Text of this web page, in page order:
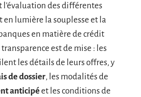
des différentes
lumière la souplesse et la
en matière de crédit
est de mise : les
les détails de leurs offres, y
de dossier, les modalités de
anticipéet les conditions de